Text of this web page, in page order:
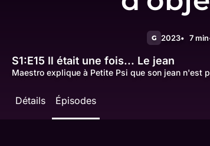
G 2023 7 min
S1:E15 Il était une fois... Le jean
Maestro explique à Petite Psi que son jean n'est
Détails Épisodes